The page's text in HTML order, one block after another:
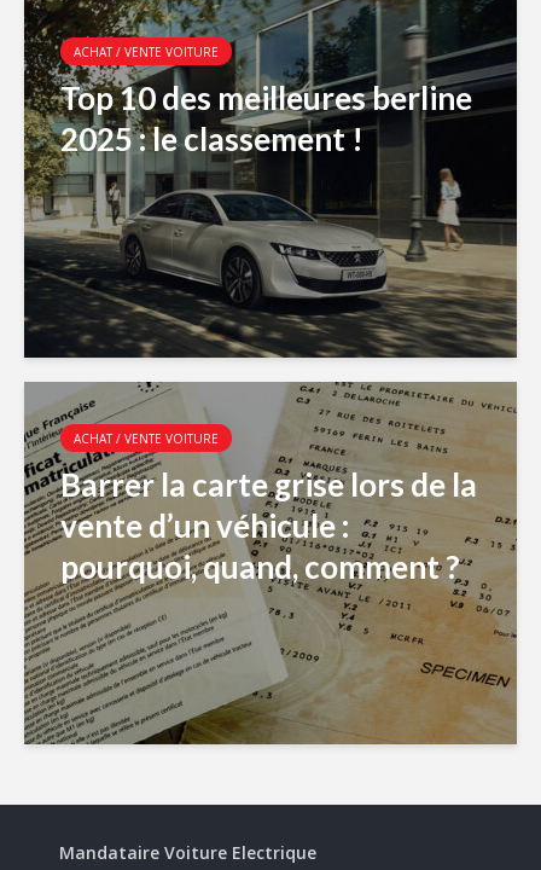
ACHAT / VENTE VOITURE
Top 10 des meilleures berline
2025 : le classement !
ACHAT / VENTE VOITURE
Barrer la carte grise lors de la
vente d’un véhicule :
pourquoi, quand, comment ?
Mandataire Voiture Electrique